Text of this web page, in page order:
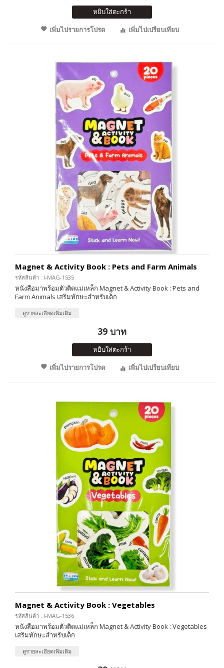
หยิบใส่ตะกร้า
เพิ่มไปรายการโปรด
เพิ่มไปเปรียบเทียบ
Magnet & Activity Book : Pets and Farm Animals
รหัสสินค้า : I-MAG-1535
หนังสือมาพร้อมตัวติดแม่เหล็ก Magnet & Activity Book : Pets and
Farm Animals เสริมทักษะสำหรับเด็ก
ดูรายละเอียดเพิ่มเติม
39 บาท
หยิบใส่ตะกร้า
เพิ่มไปรายการโปรด
เพิ่มไปเปรียบเทียบ
Magnet & Activity Book : Vegetables
รหัสสินค้า : I-MAG-1536
หนังสือมาพร้อมตัวติดแม่เหล็ก Magnet & Activity Book : Vegetables
เสริมทักษะสำหรับเด็ก
ดูรายละเอียดเพิ่มเติม